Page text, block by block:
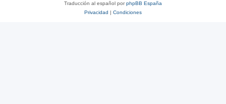
Traducción al español porphpBB España
Privacidad | Condiciones